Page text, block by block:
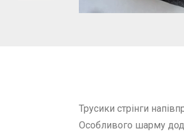
Трусики стрінги
Особливого шарму